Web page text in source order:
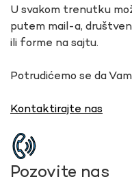
U svakom trenutku
putem mail-a,
ili forme na sajtu.
Potrudićemo se da
Kontaktirajte nas
Pozovite nas